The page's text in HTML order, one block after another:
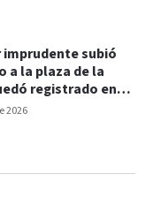
2026
subió
a la plaza de la
registrado en